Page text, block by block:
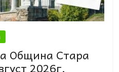
Община Стара
2026г.